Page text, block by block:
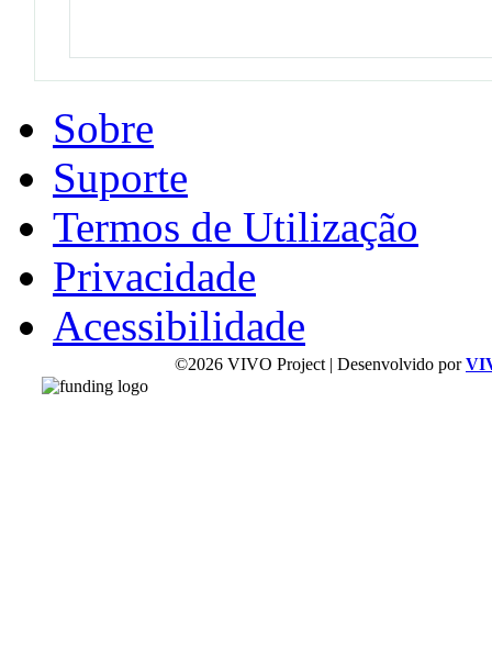
Sobre
Suporte
Termos de Utilização
Privacidade
Acessibilidade
©2026 VIVO Project | Desenvolvido por